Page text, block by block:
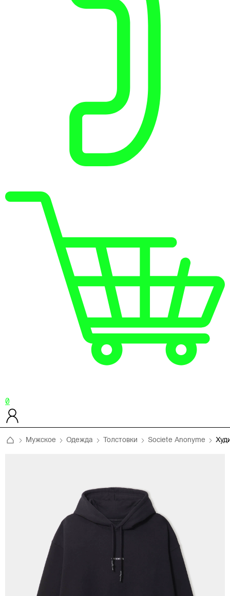
0
Мужское Одежда Толстовки Societe Anonyme